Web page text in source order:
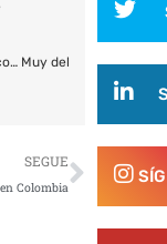
Muy del
SEGUE
Colombia